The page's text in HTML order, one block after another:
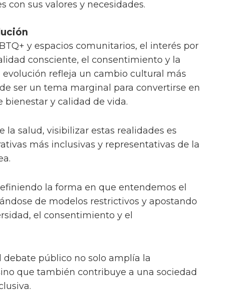
con sus valores y necesidades.
y espacios comunitarios, el interés por
consciente, el consentimiento y la
refleja un cambio cultural más
ser un tema marginal para convertirse en
y calidad de vida.
la salud, visibilizar estas realidades es
más inclusivas y representativas de la
la forma en que entendemos el
de modelos restrictivos y apostando
el consentimiento y el
debate público no solo amplía la
que también contribuye a una sociedad